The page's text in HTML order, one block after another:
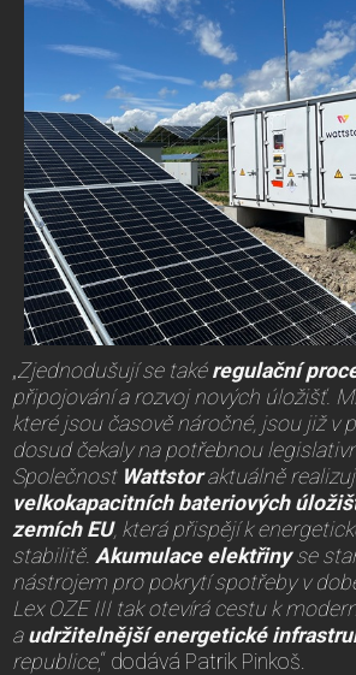
„Zjednodušují se také regulační
připojování a rozvoj nových úložišť.
které jsou časově náročné, jsou již v
dosud čekaly na potřebnou
Společnost Wattstoraktuálně
velkokapacitních bateriových
zemích EU, která přispějí k
stabilitě. Akumulace elektřinyse
nástrojem pro pokrytí spotřeby v
Lex OZE III tak otevírá cestu k
a udržitelnější energetické
republice,“ dodává Patrik Pinkoš.